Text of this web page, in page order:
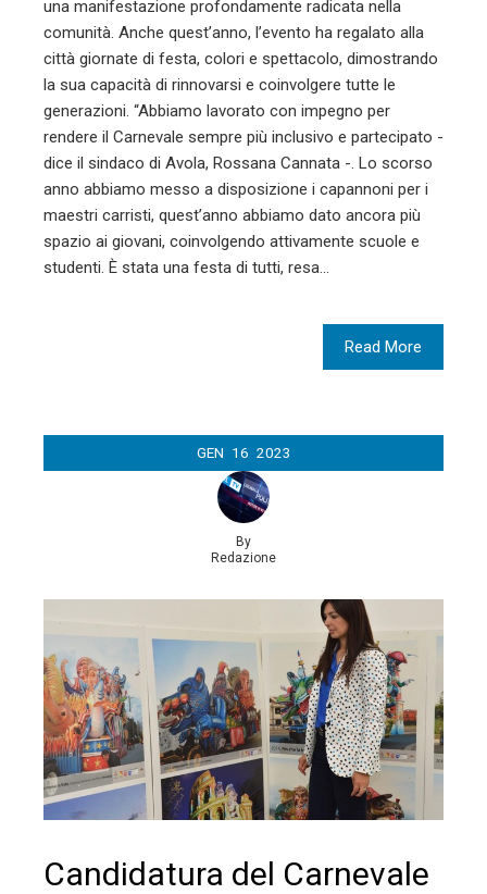
una manifestazione profondamente radicata nella
comunità. Anche quest’anno, l’evento ha regalato alla
città giornate di festa, colori e spettacolo, dimostrando
la sua capacità di rinnovarsi e coinvolgere tutte le
generazioni. “Abbiamo lavorato con impegno per
rendere il Carnevale sempre più inclusivo e partecipato -
dice il sindaco di Avola, Rossana Cannata -. Lo scorso
anno abbiamo messo a disposizione i capannoni per i
maestri carristi, quest’anno abbiamo dato ancora più
spazio ai giovani, coinvolgendo attivamente scuole e
studenti. È stata una festa di tutti, resa…
Read More
GEN 16 2023
By
Redazione
Candidatura del Carnevale